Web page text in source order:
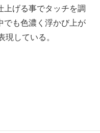
上げる事でタッチを調
でも色濃く浮かび上が
現している。